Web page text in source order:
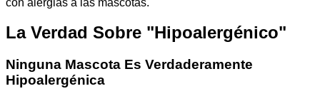
La Verdad Sobre "Hipoalergénico"
Ninguna Mascota Es Verdaderamente
Hipoalergénica